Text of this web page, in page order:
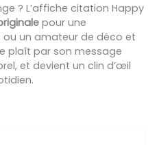
? L’affiche citation Happy
pour une
ou un amateur de déco et
plaît par son message
et devient un clin d’œil